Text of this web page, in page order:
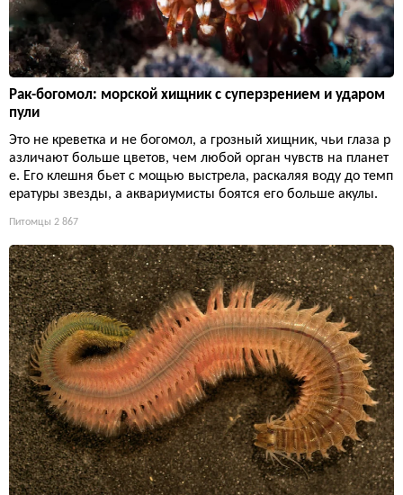
Рак-богомол: морской хищник с суперзрением и ударом
пули
Это не креветка и не богомол, а грозный хищник, чьи глаза р
азличают больше цветов, чем любой орган чувств на планет
е. Его клешня бьет с мощью выстрела, раскаляя воду до темп
ературы звезды, а аквариумисты боятся его больше акулы.
Питомцы 2 867